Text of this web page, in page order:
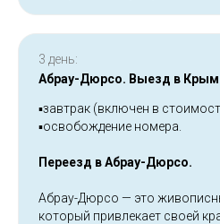
3 день:
Абрау-Дюрсо. Выезд в
▪️завтрак (включен в
▪️освобождение номера.
Переезд в Абрау-Дюрсо.
Абрау-Дюрсо — это
который привлекает своей